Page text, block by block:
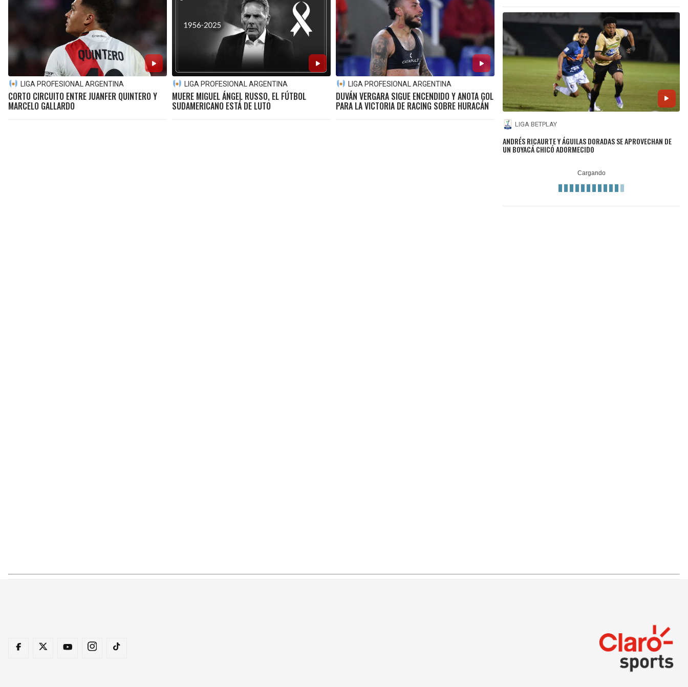
LIGA PROFESIONAL ARGENTINA
CORTO CIRCUITO ENTRE JUANFER QUINTERO Y
MARCELO GALLARDO
LIGA PROFESIONAL ARGENTINA
MUERE MIGUEL ÁNGEL RUSSO, EL FÚTBOL
SUDAMERICANO ESTÁ DE LUTO
LIGA PROFESIONAL ARGENTINA
DUVÁN VERGARA SIGUE ENCENDIDO Y ANOTA GOL
PARA LA VICTORIA DE RACING SOBRE HURACÁN
LIGA BETPLAY
ANDRÉS RICAURTE Y ÁGUILAS DORADAS SE APROVECHAN DE
UN BOYACÁ CHICÓ ADORMECIDO